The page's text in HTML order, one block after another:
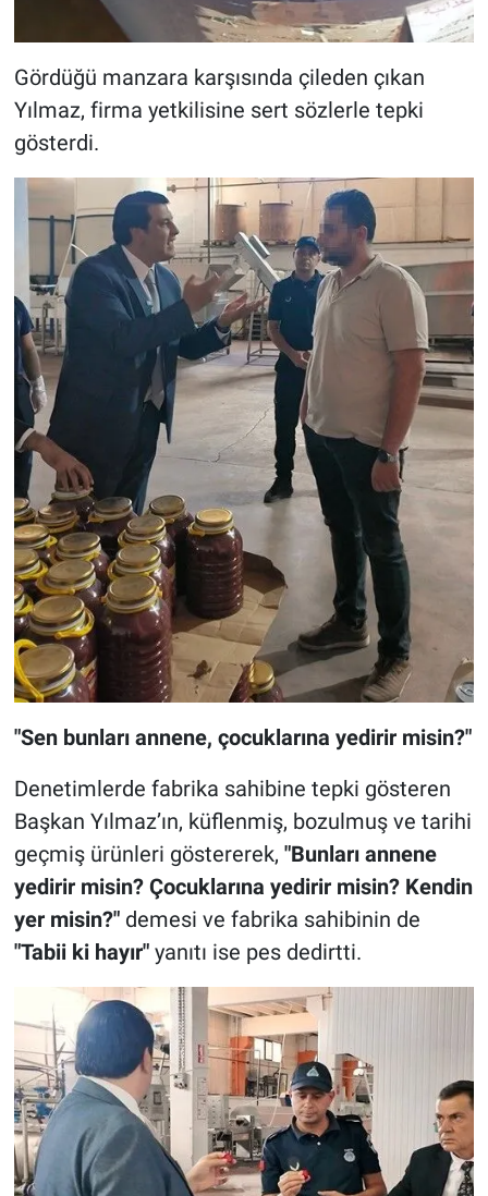
Gördüğü manzara karşısında çileden çıkan
Yılmaz, firma yetkilisine sert sözlerle tepki
gösterdi.
"Sen bunları annene, çocuklarına yedirir misin?"
Denetimlerde fabrika sahibine tepki gösteren
Başkan Yılmaz’ın, küflenmiş, bozulmuş ve tarihi
geçmiş ürünleri göstererek, "Bunları annene
yedirir misin? Çocuklarına yedirir misin? Kendin
yer misin?"demesi ve fabrika sahibinin de
"Tabii ki hayır" yanıtı ise pes dedirtti.